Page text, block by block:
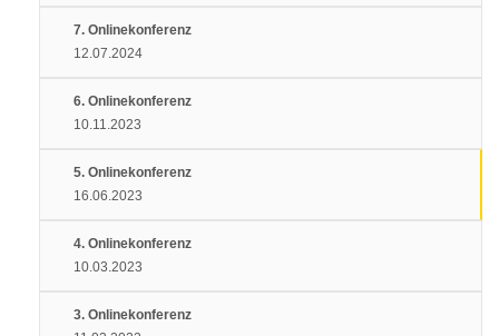
7. Onlinekonferenz
12.07.2024
6. Onlinekonferenz
10.11.2023
5. Onlinekonferenz
16.06.2023
4. Onlinekonferenz
10.03.2023
3. Onlinekonferenz